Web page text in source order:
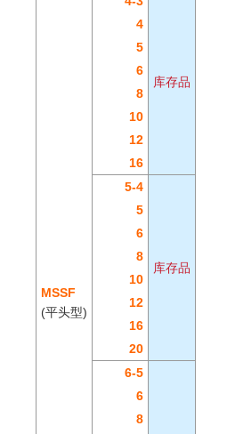
MSSF
(平头型)
库存品
4
5
6
8
10
12
16
5-4
库存品
5
6
8
10
12
16
20
6-5
6
8